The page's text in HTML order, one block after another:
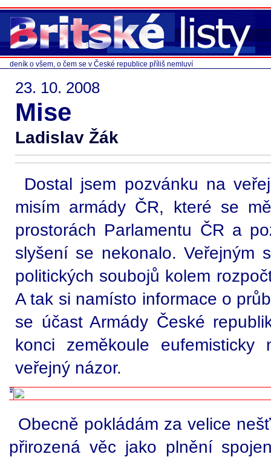
deník o všem, o čem se v České republice příliš nemluví
23. 10. 2008
Mise
Ladislav Žák
Dostal jsem pozvánku na
misím armády ČR, které se
prostorách Parlamentu ČR a
slyšení se nekonalo. Veřejným
politických soubojů kolem
A tak si namísto informace o
se účast Armády České
konci zeměkoule eufemisticky
veřejný názor.
Obecně pokládám za velice
přirozená věc jako plnění